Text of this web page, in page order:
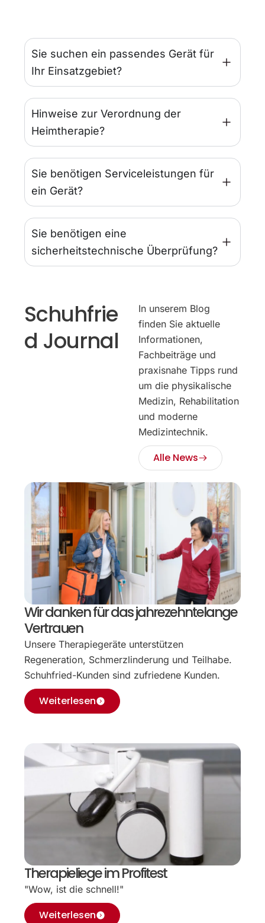
Sie suchen ein passendes Gerät für
Ihr Einsatzgebiet?
Hinweise zur Verordnung der
Heimtherapie?
Sie benötigen Serviceleistungen für
ein Gerät?
Sie benötigen eine
sicherheitstechnische Überprüfung?
Schuhfrie
d Journal
In unserem Blog
finden Sie aktuelle
Informationen,
Fachbeiträge und
praxisnahe Tipps rund
um die physikalische
Medizin, Rehabilitation
und moderne
Medizintechnik.
Alle News
Wir danken für das jahrezehntelange
Vertrauen
Unsere Therapiegeräte unterstützen
Regeneration, Schmerzlinderung und Teilhabe.
Schuhfried-Kunden sind zufriedene Kunden.
Weiterlesen
Therapieliege im Profitest
"Wow, ist die schnell!"
Weiterlesen